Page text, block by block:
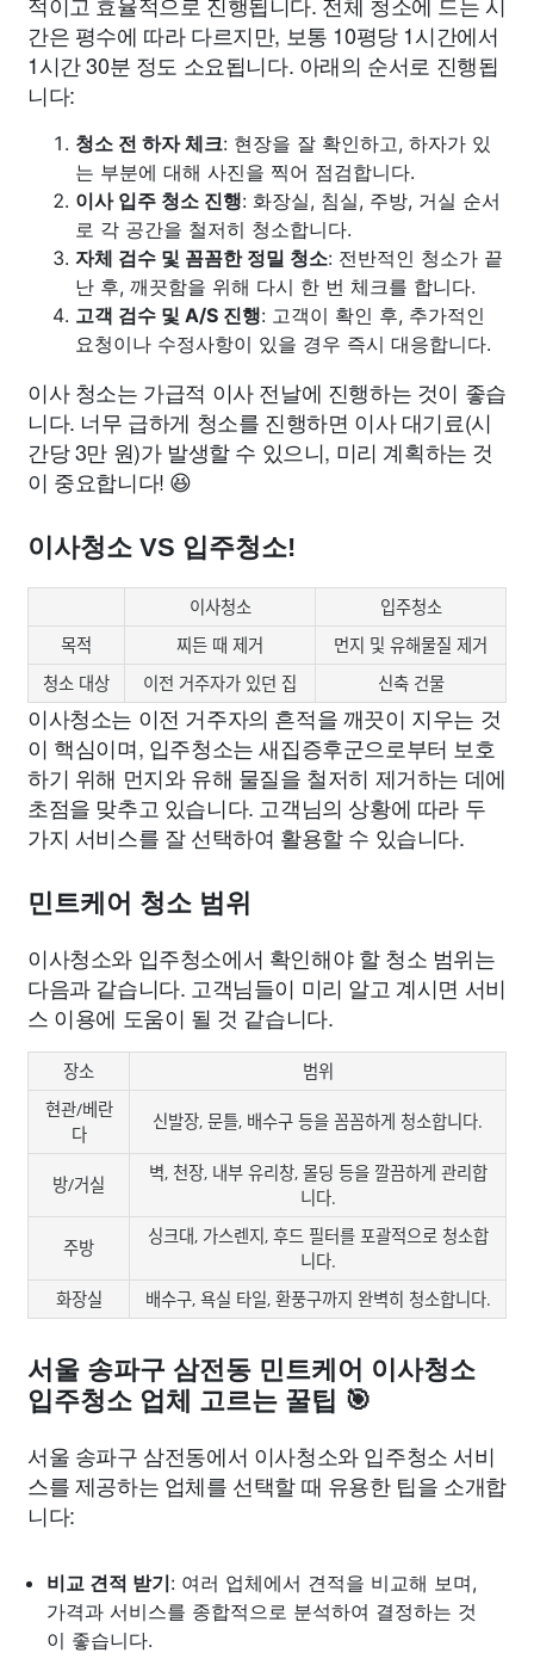
간은 평수에 따라 다르지만, 보통 10평당 1시간에서
1시간 30분 정도 소요됩니다. 아래의 순서로 진행됩
니다:
청소 전 하자 체크: 현장을 잘 확인하고, 하자가 있
는 부분에 대해 사진을 찍어 점검합니다.
이사 입주 청소 진행: 화장실, 침실, 주방, 거실 순서
로 각 공간을 철저히 청소합니다.
자체 검수 및 꼼꼼한 정밀 청소: 전반적인 청소가 끝
난 후, 깨끗함을 위해 다시 한 번 체크를 합니다.
고객 검수 및 A/S 진행: 고객이 확인 후, 추가적인
요청이나 수정사항이 있을 경우 즉시 대응합니다.
이사 청소는 가급적 이사 전날에 진행하는 것이 좋습
니다. 너무 급하게 청소를 진행하면 이사 대기료(시
간당 3만 원)가 발생할 수 있으니, 미리 계획하는 것
이 중요합니다! 😆
이사청소 VS 입주청소!
이사청소
입주청소
목적
찌든 때 제거
먼지 및 유해물질 제거
청소 대상
이전 거주자가 있던 집 신축 건물
이사청소는 이전 거주자의 흔적을 깨끗이 지우는 것
이 핵심이며, 입주청소는 새집증후군으로부터 보호
하기 위해 먼지와 유해 물질을 철저히 제거하는 데에
초점을 맞추고 있습니다. 고객님의 상황에 따라 두
가지 서비스를 잘 선택하여 활용할 수 있습니다.
민트케어 청소 범위
이사청소와 입주청소에서 확인해야 할 청소 범위는
다음과 같습니다. 고객님들이 미리 알고 계시면 서비
스 이용에 도움이 될 것 같습니다.
장소
범위
현관/베란
다
신발장, 문틀, 배수구 등을 꼼꼼하게 청소합니다.
방/거실
벽, 천장, 내부 유리창, 몰딩 등을 깔끔하게 관리합
니다.
주방
싱크대, 가스렌지, 후드 필터를 포괄적으로 청소합
니다.
화장실
배수구, 욕실 타일, 환풍구까지 완벽히 청소합니다.
서울 송파구 삼전동 민트케어 이사청소
입주청소 업체 고르는 꿀팁 🎯
서울 송파구 삼전동에서 이사청소와 입주청소 서비
스를 제공하는 업체를 선택할 때 유용한 팁을 소개합
니다:
비교 견적 받기: 여러 업체에서 견적을 비교해 보며,
가격과 서비스를 종합적으로 분석하여 결정하는 것
이 좋습니다.